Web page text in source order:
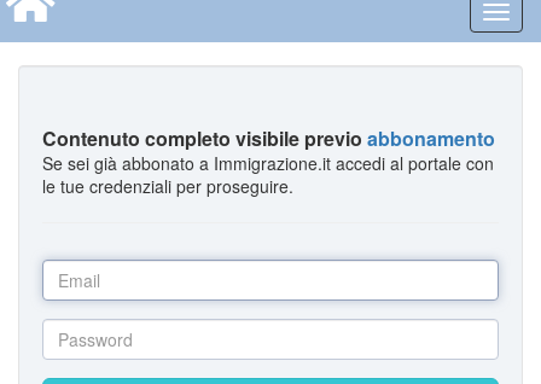
Contenuto completo visibile previo abbonamento
Se sei già abbonato a Immigrazione.it accedi al portale con
le tue credenziali per proseguire.